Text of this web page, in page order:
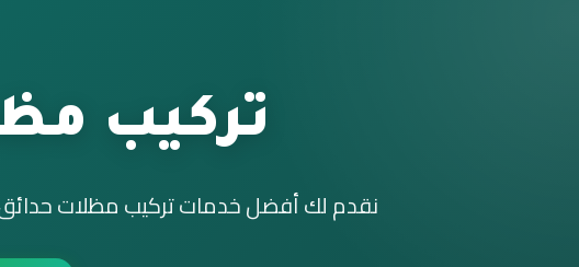
تركيب
نقدم لك أفضل خدمات تركيب مظلات